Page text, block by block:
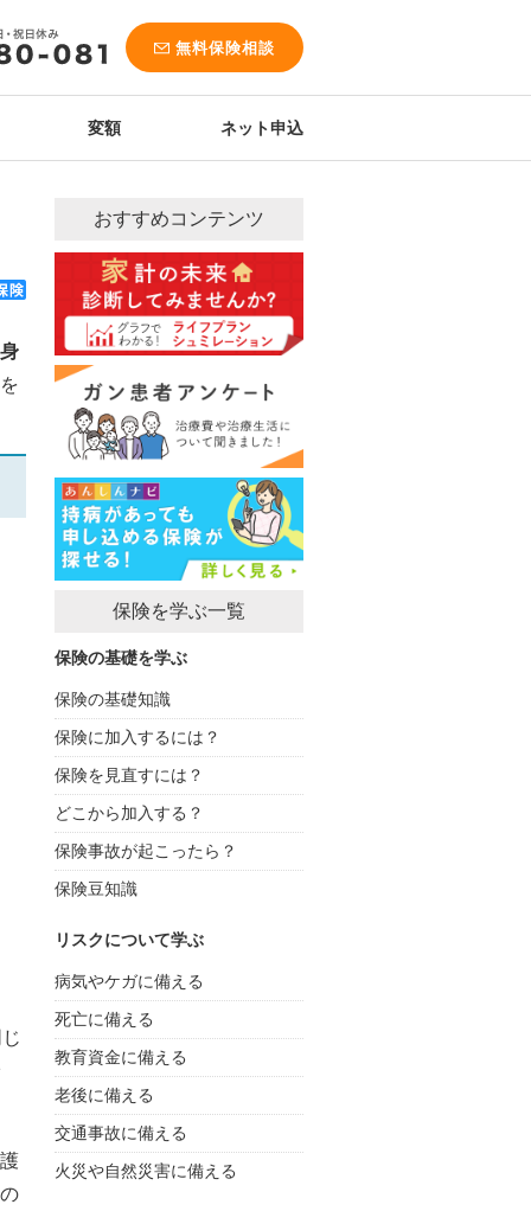
無料保険相談
変額 ネット申込
おすすめコンテンツ
保険を学ぶ一覧
保険の基礎を学ぶ
保険の基礎知識
保険に加入するには？
保険を見直すには？
どこから加入する？
保険事故が起こったら？
保険豆知識
リスクについて学ぶ
病気やケガに備える
死亡に備える
教育資金に備える
老後に備える
交通事故に備える
火災や自然災害に備える